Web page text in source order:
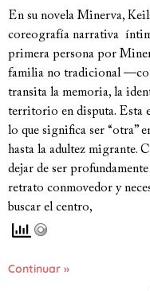
En su novela Minerva,
coreografía narrativa
primera persona por
familia no tradicional
transita la memoria, la
territorio en disputa. Esta
lo que significa ser “otra”
hasta la adultez migrante.
dejar de ser
retrato conmovedor y
buscar el centro,
Continuar »